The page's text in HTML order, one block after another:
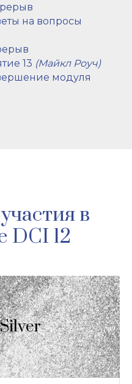
на вопросы
13 (Майкл Роуч)
модуля
в
DCI 12